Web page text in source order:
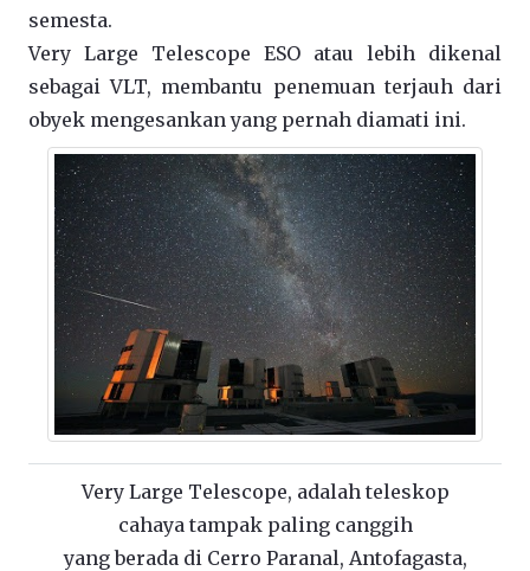
semesta.
Very Large Telescope ESO atau lebih dikenal
sebagai VLT, membantu penemuan terjauh dari
obyek mengesankan yang pernah diamati ini.
Very Large Telescope, adalah teleskop
cahaya tampak paling canggih
yang berada di Cerro Paranal, Antofagasta,